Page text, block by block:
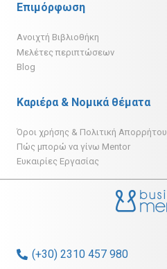
Επιμόρφωση
Ανοιχτή Βιβλιοθήκη
Μελέτες περιπτώσεων
Blog
Καριέρα & Νομικά θέματα
Όροι χρήσης & Πολιτική Απορρήτου
Πώς μπορώ να γίνω Mentor
Ευκαιρίες Εργασίας
(+30) 2310 457 980